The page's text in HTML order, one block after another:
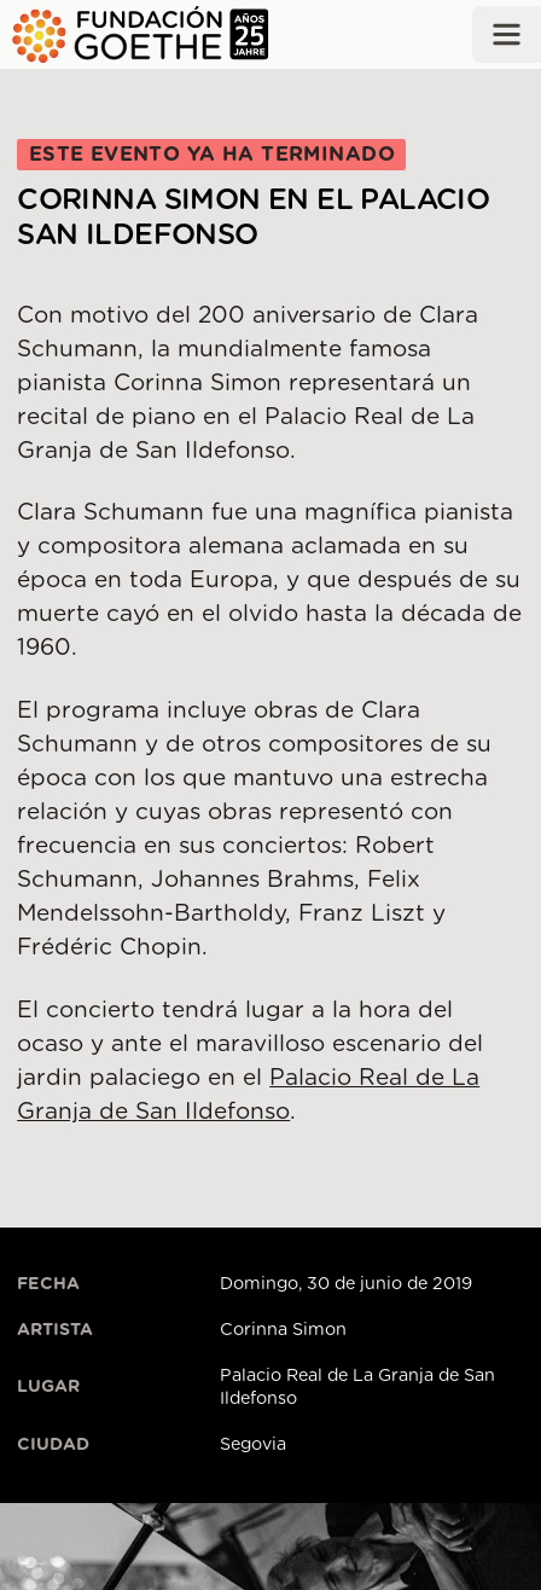
SALTAR AL CONTENIDO PRINCIPAL
ESTE EVENTO YA HA TERMINADO
CORINNA SIMON EN EL PALACIO
SAN ILDEFONSO
Con motivo del 200 aniversario de Clara
Schumann, la mundialmente famosa
pianista Corinna Simon representará un
recital de piano en el Palacio Real de La
Granja de San Ildefonso.
Clara Schumann fue una magnífica pianista
y compositora alemana aclamada en su
época en toda Europa, y que después de su
muerte cayó en el olvido hasta la década de
1960.
El programa incluye obras de Clara
Schumann y de otros compositores de su
época con los que mantuvo una estrecha
relación y cuyas obras representó con
frecuencia en sus conciertos: Robert
Schumann, Johannes Brahms, Felix
Mendelssohn-Bartholdy, Franz Liszt y
Frédéric Chopin.
El concierto tendrá lugar a la hora del
ocaso y ante el maravilloso escenario del
jardin palaciego en el
Palacio Real de La
Granja de San Ildefonso.
FECHA Domingo, 30 de junio de 2019
ARTISTA Corinna Simon
LUGAR
Palacio Real de La Granja de San
Ildefonso
CIUDAD Segovia